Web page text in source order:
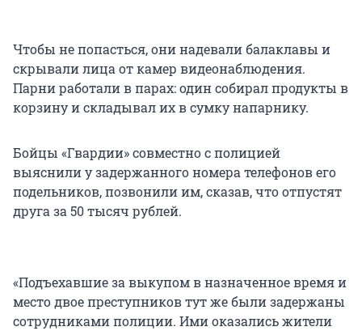
Чтобы не попасться, они надевали балаклавы и
скрывали лица от камер видеонаблюдения.
Парни работали в парах: один собирал продукты в
корзину и складывал их в сумку напарнику.
Бойцы «Гвардии» совместно с полицией
выяснили у задержанного номера телефонов его
подельников, позвонили им, сказав, что отпустят
друга за 50 тысяч рублей.
«Подъехавшие за выкупом в назначенное время и
место двое преступников тут же были задержаны
сотрудниками полиции. Ими оказались жители